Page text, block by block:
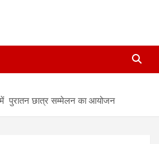
पुरातन छात्र सम्मेलन का आयोजन